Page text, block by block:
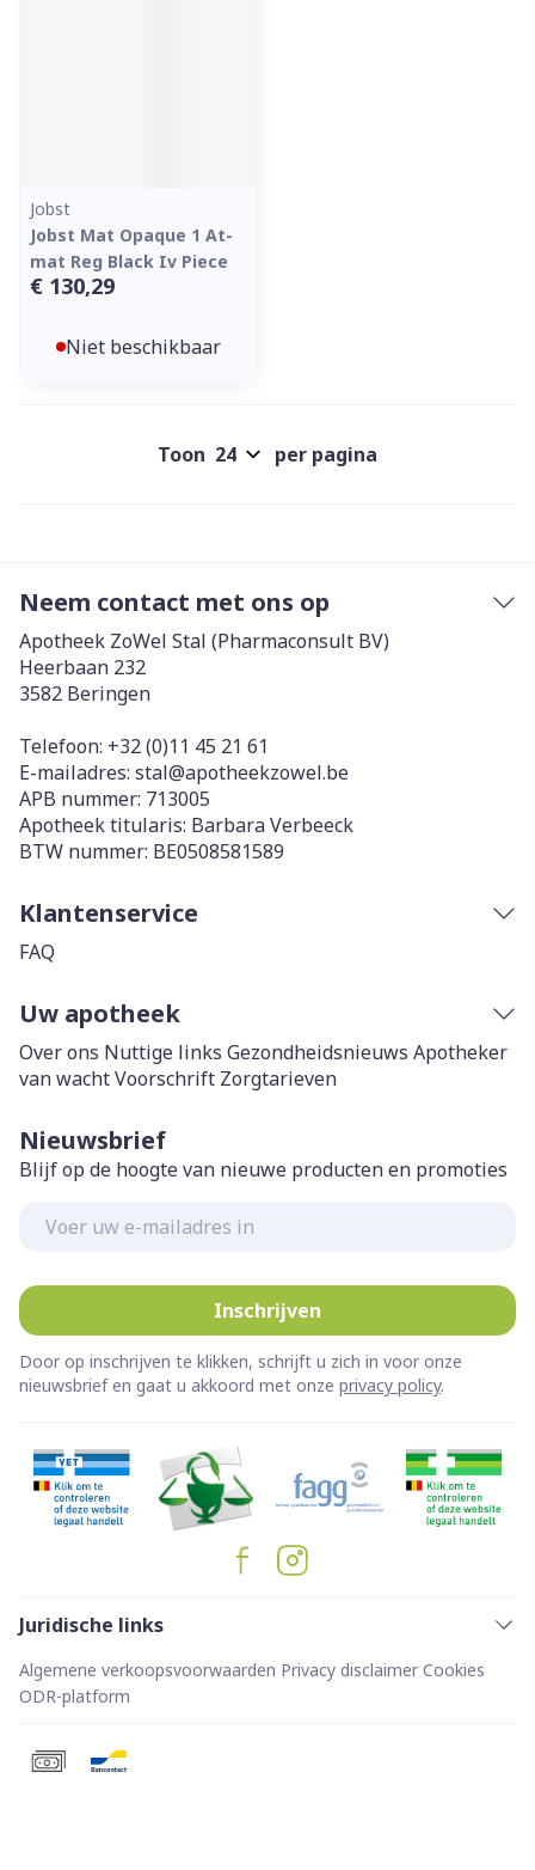
Jobst
Jobst Mat Opaque 1 At-
mat Reg Black Iv Piece
€ 130,29
Niet beschikbaar
Toon per pagina
Neem contact met ons op
Apotheek ZoWel Stal (Pharmaconsult BV)
Heerbaan 232
3582 Beringen
Telefoon: +32 (0)11 45 21 61
E-mailadres: stal@apotheekzowel.be
APB nummer: 713005
Apotheek titularis: Barbara Verbeeck
BTW nummer: BE0508581589
Klantenservice
FAQ
Uw apotheek
Over ons Nuttige links Gezondheidsnieuws Apotheker
van wachtVoorschrift Zorgtarieven
Nieuwsbrief
Blijf op de hoogte van nieuwe producten en promoties
Inschrijven
Door op inschrijven te klikken, schrijft u zich in voor onze
nieuwsbrief en gaat u akkoord met onze privacy policy.
Juridische links
Algemene verkoopsvoorwaarden Privacy disclaimer Cookies
ODR-platform